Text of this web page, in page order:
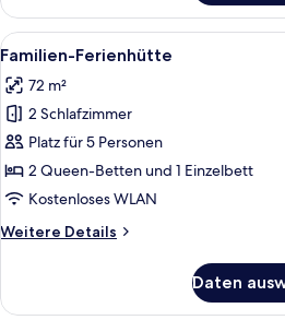
Einzelzimmer
Alle
Fotos
für
Familien-
Ferienhütte
anzeigen
Ein
10
Familien-Ferienhütte
72 m²
2 Schlafzimmer
Platz für 5 Personen
2 Queen-Betten und 1 Einzelbett
Kostenloses WLAN
Weitere Details
Weitere
Ferienhütte
Daten